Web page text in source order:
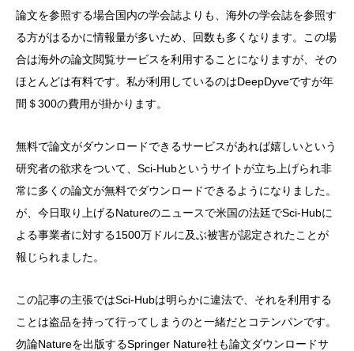
論文を参照する場合国内の学会誌よりも、海外の学会誌を参照す
る方がはるかに情報量が多いため、回数も多くなります。この場
合は海外の論文閲覧サービスを利用することになりますが、その
ほとんどは有料です。私が利用しているのはDeepDyveですが年
間＄300の費用が掛かります。
無料で論文がダウンロードできるサービスがあれば嬉しいという
研究者の欲求をついて、Sci-Hubというサイトが立ち上げられ非
常に多くの論文が無料でダウンロードできるようになりました。
が、今日取り上げるNatureのニュースで米国の法廷でSci-Hubに
よる事業者に対する1500万ドルに及ぶ被害が認定されたことが
報じられました。
この記事の主張ではSci-Hubは明らかに違法で、それを利用する
ことは盗品を持って行ってしまうのと一緒だとコテンパンです。
勿論Natureを出版するSpringer Nature社も論文ダウンロードサ